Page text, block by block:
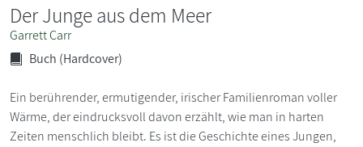
Der Junge aus dem Meer
Garrett Carr
Buch (Hardcover)
Ein berührender, ermutigender, irischer Familienroman voller
Wärme, der eindrucksvoll davon erzählt, wie man in harten
Zeiten menschlich bleibt. Es ist die Geschichte eines Jungen,